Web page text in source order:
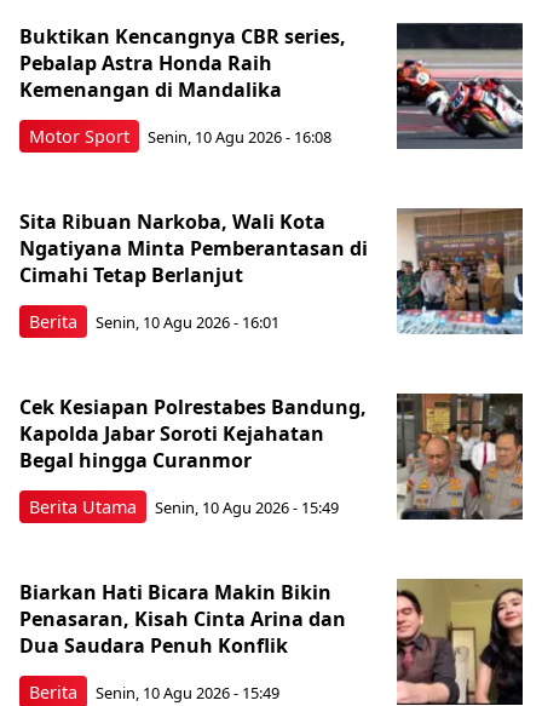
Motor Sport
Buktikan Kencangnya CBR series,
Pebalap Astra Honda Raih
Kemenangan di Mandalika
Senin, 10 Agu 2026 - 16:08
Berita
Sita Ribuan Narkoba, Wali Kota
Ngatiyana Minta Pemberantasan di
Cimahi Tetap Berlanjut
Senin, 10 Agu 2026 - 16:01
Berita Utama
Cek Kesiapan Polrestabes Bandung,
Kapolda Jabar Soroti Kejahatan
Begal hingga Curanmor
Senin, 10 Agu 2026 - 15:49
Berita
Biarkan Hati Bicara Makin Bikin
Penasaran, Kisah Cinta Arina dan
Dua Saudara Penuh Konflik
Senin, 10 Agu 2026 - 15:49